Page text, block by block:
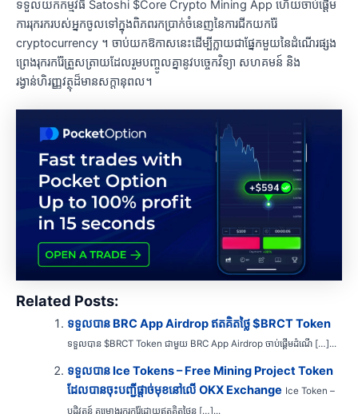
ទទួលយកកម្មវិធី Satoshi $Core Crypto Mining App ហើយចាប់ផ្តើម
ការរុករករបស់អ្នកចូលទៅក្នុងពិភពរកប្រាក់ចំនេញនៃការជីកយករ៉ែ
cryptocurrency ។ ចាប់យកឱកាសនេះដើម្បីក្លាយជាផ្នែកមួយនៃដំណើរផ្សង
ព្រេងរុករករ៉ែត្រួសត្រាយដែលរួមបញ្ចូលគ្នានូវបច្ចេកវិទ្យា សហគមន៍ និង
រង្វាន់ហិរញ្ញវត្ថុដ៏មានសក្តានុពល។
Related Posts:
ទទួលបាន BRC App Airdrop ឥតគិតថ្លៃ $BRCT Token
ទទួលបាន $BRCT Token ជាមួយ BRC App Airdrop ចាប់ផ្តើមដំណើ […]...
ទទួលបាន Ice Tokens – Free Mining Project Token
ដែលបានចុះបញ្ជីផ្តាច់មុខនៅលើ OKX Exchange Ice Token –
បដិវត្តន៍ គម្រោងរុករករ៉ែដោយឥតគិតថ្លៃន […]...